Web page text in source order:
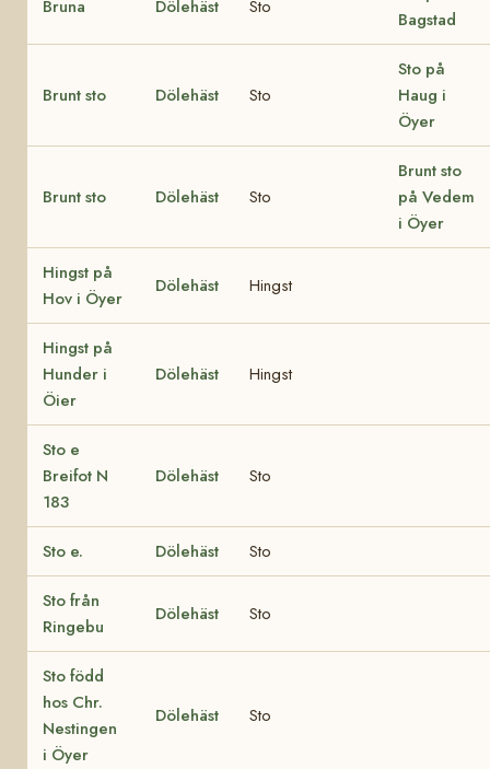
Bruna Dölehäst Sto
Bagstad
Brunt sto Dölehäst Sto
Sto på
Haug i
Öyer
Brunt sto Dölehäst Sto
Brunt sto
på Vedem
i Öyer
Hingst på
Hov i Öyer
Dölehäst Hingst
Hingst på
Hunder i
Öier
Dölehäst Hingst
Sto e
Breifot N
183
Dölehäst Sto
Sto e. Dölehäst Sto
Sto från
Ringebu
Dölehäst Sto
Sto född
hos Chr.
Nestingen
i Öyer
Dölehäst Sto